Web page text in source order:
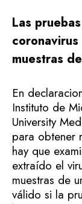
Las
muestras
En
Instituto de
University
para obtener
hay que
extraído el
muestras de
válido si la